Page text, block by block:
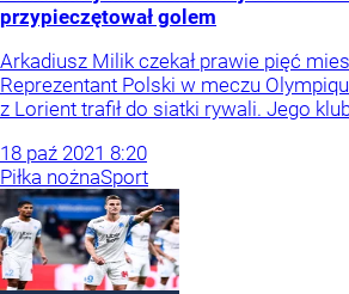
przypieczętował golem
Arkadiusz Milik czekał prawie pięć
Reprezentant Polski w meczu
z Lorient trafił do siatki rywali. Jego
18 paź 2021 8:20
Piłka nożnaSport